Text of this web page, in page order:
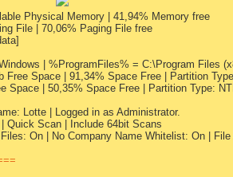
Physical Memory | 41,94% Memory free
File | 70,06% Paging File free
| %ProgramFiles% = C:\Program Files
Free Space | 91,34% Space Free | Partition
Space | 50,35% Space Free | Partition Type:
Lotte | Logged in as Administrator.
Quick Scan | Include 64bit Scans
On | No Company Name Whitelist: On |